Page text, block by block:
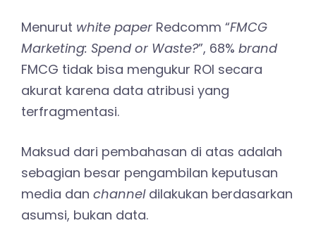
Menurut white paper Redcomm “FMCG
Marketing: Spend or Waste?”, 68% brand
FMCG tidak bisa mengukur ROI secara
akurat karena data atribusi yang
terfragmentasi.
Maksud dari pembahasan di atas adalah
sebagian besar pengambilan keputusan
media dan channel dilakukan berdasarkan
asumsi, bukan data.